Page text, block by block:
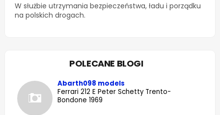
W służbie utrzymania bezpieczeństwa, ładu i porządku
na polskich drogach.
POLECANE BLOGI
Abarth098 models
Ferrari 212 E Peter Schetty Trento-
Bondone 1969